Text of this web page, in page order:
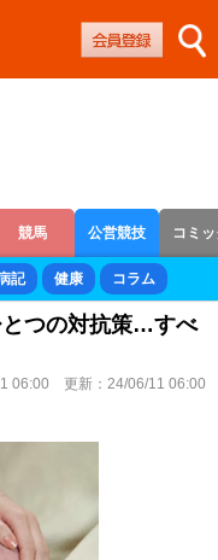
競馬 公営競技 コミ
記 健康 コラム
とつの対抗策…すべ
06:00 更新： 24/06/11 06:00